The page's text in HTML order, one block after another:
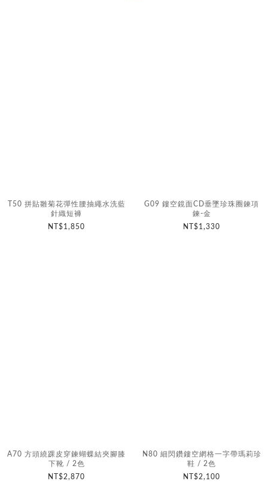
T50 拼貼雛菊花彈性腰抽繩水洗藍
針織短褲
NT$1,850
G09 鏤空鏡面CD垂墜珍珠圈鍊項
鍊-金
NT$1,330
A70 方頭繞踝皮穿鍊蝴蝶結夾腳膝
下靴 / 2色
NT$2,870
N80 細閃鑽鏤空網格一字帶瑪莉珍
鞋 / 2色
NT$2,100